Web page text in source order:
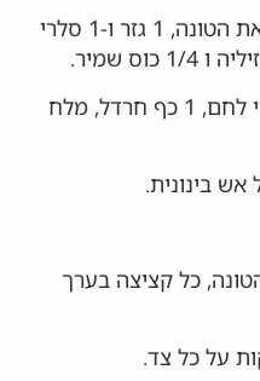
בקערה בינונית מערבבים את הטונה, 1 גזר ו-1 סלרי
מוסיפים את הביצה, פירורי לחם, 1 כף חרדל, מלח
בינונית.
כל קציצה בערך